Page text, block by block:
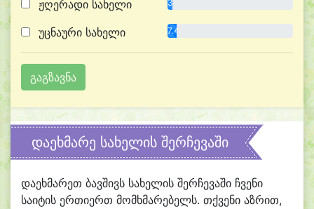
ჟღერადი სახელი 3.7%
უცნაური სახელი 7.4%
დაეხმარე სახელის შერჩევაში
დაეხმარეთ ბავშივს სახელის შერჩევაში ჩვენი
საიტის ერთიერთ მომხმარებელს. თქვენი აზრით,